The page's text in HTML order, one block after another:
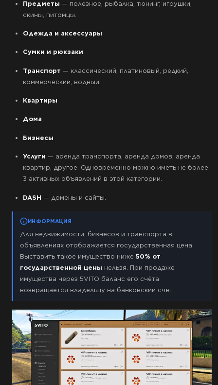
Предметы — полезное, рыбалка, тюнинг, игрушки,
скины, питомцы.
Одежда и аксессуары
Сумки и рюкзаки
Транспорт — классический, платиновый, редкий,
коммерческий, водный.
Квартиры
Дома
Бизнесы
Услуги — аренда транспорта, аренда домов, аренда
квартир, другое. Одновременно можно иметь не более
3 активных объявлений в этой категории.
DASH — домены и сайты.
ИНФОРМАЦИЯ
Для недвижимости, бизнесов и транспорта в
объявлениях отображается государственная цена.
Выставить такое имущество ниже 50% от
государственной цены нельзя. При продаже
имущества через 5VITO баланс его счёта
возвращается владельцу на банковский счёт.